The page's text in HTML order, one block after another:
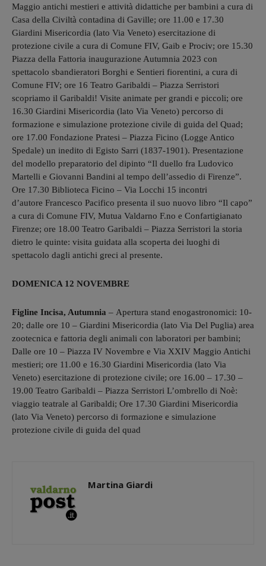
Maggio antichi mestieri e attività didattiche per bambini a cura di
Casa della Civiltà contadina di Gaville; ore 11.00 e 17.30
Giardini Misericordia (lato Via Veneto) esercitazione di
protezione civile a cura di Comune FIV, Gaib e Prociv; ore 15.30
Piazza della Fattoria inaugurazione Autumnia 2023 con
spettacolo sbandieratori Borghi e Sentieri fiorentini, a cura di
Comune FIV; ore 16 Teatro Garibaldi – Piazza Serristori
scopriamo il Garibaldi! Visite animate per grandi e piccoli; ore
16.30 Giardini Misericordia (lato Via Veneto) percorso di
formazione e simulazione protezione civile di guida del Quad;
ore 17.00 Fondazione Pratesi – Piazza Ficino (Logge Antico
Spedale) un inedito di Egisto Sarri (1837-1901). Presentazione
del modello preparatorio del dipinto “Il duello fra Ludovico
Martelli e Giovanni Bandini al tempo dell’assedio di Firenze”.
Ore 17.30 Biblioteca Ficino – Via Locchi 15 incontri
d’autore Francesco Pacifico presenta il suo nuovo libro “Il capo”
a cura di Comune FIV, Mutua Valdarno F.no e Confartigianato
Firenze; ore 18.00 Teatro Garibaldi – Piazza Serristori la storia
dietro le quinte: visita guidata alla scoperta dei luoghi di
spettacolo dagli antichi greci al presente.
DOMENICA 12 NOVEMBRE
Figline Incisa, Autumnia – Apertura stand enogastronomici: 10-
20; dalle ore 10 – Giardini Misericordia (lato Via Del Puglia) area
zootecnica e fattoria degli animali con laboratori per bambini;
Dalle ore 10 – Piazza IV Novembre e Via XXIV Maggio Antichi
mestieri; ore 11.00 e 16.30 Giardini Misericordia (lato Via
Veneto) esercitazione di protezione civile; ore 16.00 – 17.30 –
19.00 Teatro Garibaldi – Piazza Serristori L’ombrello di Noè:
viaggio teatrale al Garibaldi; Ore 17.30 Giardini Misericordia
(lato Via Veneto) percorso di formazione e simulazione
protezione civile di guida del quad
Martina Giardi